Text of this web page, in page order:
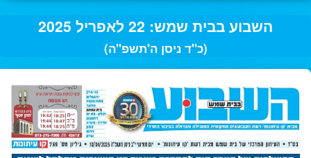
השבוע בבית שמש: 22 לאפריל 2025
(כ"ד ניסן ה'תשפ"ה)